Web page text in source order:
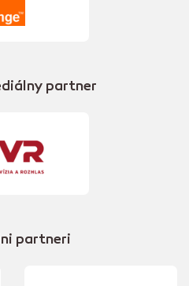
partner
partneri